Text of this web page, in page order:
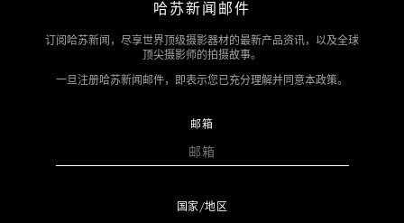
哈苏新闻邮件
订阅哈苏新闻，尽享世界顶级摄影器材的最新产品资讯，以及全球
顶尖摄影师的拍摄故事。
一旦注册哈苏新闻邮件，即表示您已充分理解并同意本政策。
邮箱
国家/地区